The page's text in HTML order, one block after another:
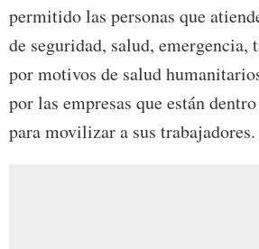
permitido las personas que
de seguridad, salud, emergencia,
por motivos de salud
por las empresas que están
para movilizar a sus trabajadores.